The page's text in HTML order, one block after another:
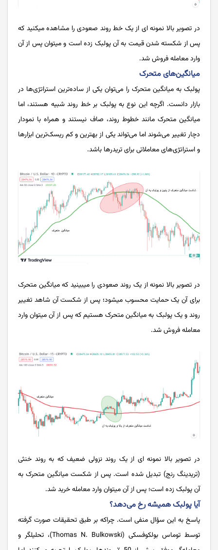
در تصویر بالا نمونه ای از یک خط روند صعودی را مشاهده می­کنید که
پس از شکسته شدن قیمت به آن پولبک زده است و می­توان پس از آن
وارد معامله فروش شد.
میانگین‌های متحرک
پولبک به میانگین متحرک را می‌توان یکی از ساده‌ترین استراتژی­‌ها در
بازار دانست. اگرچه این نوع به پولبک بر خط روند شبیه هستند، اما
میانگین متحرک مانند خطوط روند، صاف نیستند و همراه با نمودار
دچار تغییر می‌شوند اما می‌تواند یکی از بهترین و کم ریسک‌ترین ابزارها
و استراتژی­‌های معاملاتی برای تریدرها باشد.
در تصویر بالا نمونه از یک روند صعودی را می­بینید که میانگین متحرک
برای آن یک حمایت محسوب می­شود؛ پس از شکست آن شاهد تغییر
روند و یک پولبک به میانگین متحرک هستیم که پس از آن می­توان وارد
معامله فروش شد.
در تصویر بالا نمونه ای از یک روند نزولی ضعیف که به روند خنثی
(تریدینگ رنج) تبدیل شده است. پس از شکست میانگین متحرک به
آن پولبک زده است؛ پس از آن می­توان وارد معامله خرید شد.
آیا پولبک همیشه رخ می‌دهد؟
پاسخ به این سؤال منفی است. چراکه بر طبق تحقیقات صورت گرفته
توسط توماس بولکوفسکی (Thomas N. Bulkowski)، تحلیلگر و